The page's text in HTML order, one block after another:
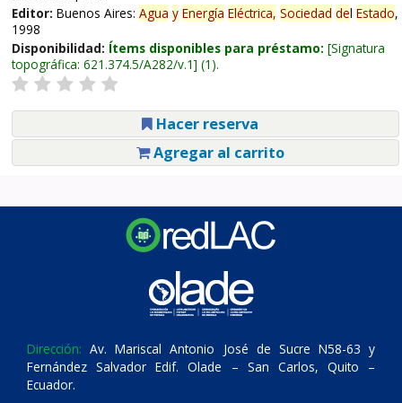
Editor: Buenos Aires: Agua y Energía Eléctrica, Sociedad del Estado,
1998
Disponibilidad: Ítems disponibles para préstamo: Signatura
topográfica: 621.374.5/A282/v.1 (1).
Hacer reserva
Agregar al carrito
Dirección: Av. Mariscal Antonio José de Sucre N58-63 y
Fernández Salvador Edif. Olade – San Carlos, Quito –
Ecuador.